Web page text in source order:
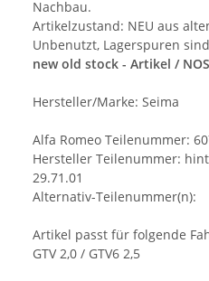
Nachbau.
Artikelzustand: NEU aus
Unbenutzt, Lagerspuren
new old stock - Artikel / NOS
Hersteller/Marke: Seima
Alfa Romeo Teilenummer:
Hersteller Teilenummer:
29.71.01
Alternativ-Teilenummer(n):
Artikel passt für folgende
GTV 2,0 / GTV6 2,5